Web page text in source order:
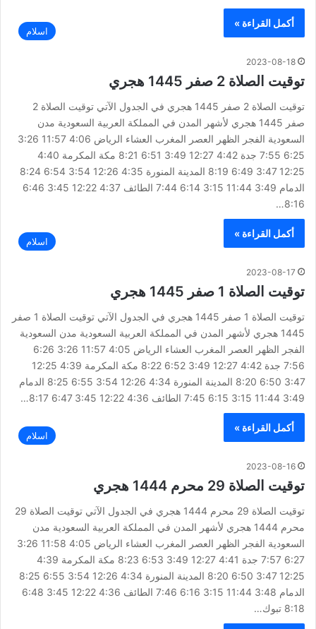
أكمل القراءة »
اسلام
2023-08-18
توقيت الصلاة 2 صفر 1445 هجري
توقيت الصلاة 2 صفر 1445 هجري في الجدول الآتي توقيت الصلاة 2
صفر 1445 هجري لأشهر المدن في المملكة العربية السعودية مدن
السعودية الفجر الظهر العصر المغرب العشاء الرياض 4:06 11:57 3:26
6:25 7:55 جدة 4:42 12:27 3:49 6:51 8:21 مكة المكرمة 4:40
12:25 3:47 6:49 8:19 المدينة المنورة 4:35 12:26 3:54 6:54 8:24
الدمام 3:49 11:44 3:15 6:14 7:44 الطائف 4:37 12:22 3:45 6:46
8:16…
أكمل القراءة »
اسلام
2023-08-17
توقيت الصلاة 1 صفر 1445 هجري
توقيت الصلاة 1 صفر 1445 هجري في الجدول الآتي توقيت الصلاة 1 صفر
1445 هجري لأشهر المدن في المملكة العربية السعودية مدن السعودية
الفجر الظهر العصر المغرب العشاء الرياض 4:05 11:57 3:26 6:26
7:56 جدة 4:42 12:27 3:49 6:52 8:22 مكة المكرمة 4:39 12:25
3:47 6:50 8:20 المدينة المنورة 4:34 12:26 3:54 6:55 8:25 الدمام
3:49 11:44 3:15 6:15 7:45 الطائف 4:36 12:22 3:45 6:47 8:17…
أكمل القراءة »
اسلام
2023-08-16
توقيت الصلاة 29 محرم 1444 هجري
توقيت الصلاة 29 محرم 1444 هجري في الجدول الآتي توقيت الصلاة 29
محرم 1444 هجري لأشهر المدن في المملكة العربية السعودية مدن
السعودية الفجر الظهر العصر المغرب العشاء الرياض 4:05 11:58 3:26
6:27 7:57 جدة 4:41 12:27 3:49 6:53 8:23 مكة المكرمة 4:39
12:25 3:47 6:50 8:20 المدينة المنورة 4:34 12:26 3:54 6:55 8:25
الدمام 3:48 11:44 3:15 6:16 7:46 الطائف 4:36 12:22 3:45 6:48
8:18 تبوك…